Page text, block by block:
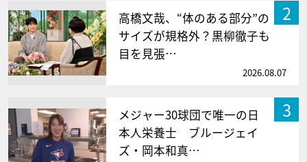
2
高橋文哉、“体のある部分”の
サイズが規格外？黒柳徹子も
目を見張…
2026.08.07
3
メジャー30球団で唯一の日
本人栄養士 ブルージェイ
ズ・岡本和真…